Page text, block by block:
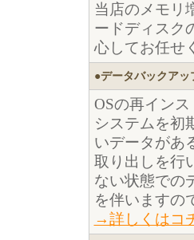
当店のメモリ
ードディスク
心してお任せ
●データバックアッ
OSの再イン
システムを初
いデータがあ
取り出しを行
ない状態での
を伴いますの
→詳しくはコ